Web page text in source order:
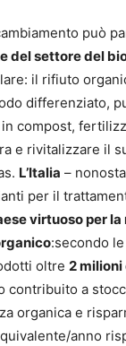
può
del settore del
il rifiuto
differenziato,
compost,
e rivitalizzare il
L’Italia –
per il
virtuoso per
:secondo
oltre 2
contribuito a
organica e
anno